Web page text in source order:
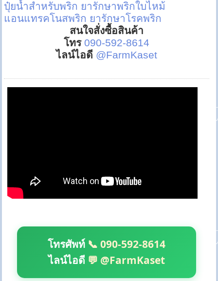
ปุ๋ยน้ำสำหรับพริก ยารักษาพริกใบไหม้
แอนแทรคโนสพริก ยารักษาโรคพริก
สนใจสั่งซื้อสินค้า
โทร 090-592-8614
ไลน์ไอดี @FarmKaset
โทรศัพท์ 📞 090-592-8614
ไลน์ไอดี 💬 @FarmKaset